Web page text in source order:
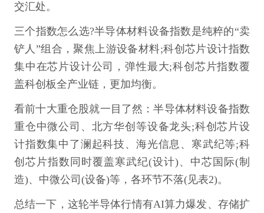
交汇处。
三个指数怎么选?半导体材料设备指数是纯粹的“卖
铲人”组合，聚焦上游设备材料;科创芯片设计指数
集中在芯片设计公司，弹性最大;科创芯片指数覆
盖科创板全产业链，更加均衡。
看前十大重仓股就一目了然：半导体材料设备指数
重仓中微公司、北方华创等设备龙头;科创芯片设
计指数集中了澜起科技、海光信息、寒武纪等;科
创芯片指数同时覆盖寒武纪(设计)、中芯国际(制
造)、中微公司(设备)等，各环节不落(见表2)。
总结一下，这轮半导体行情有AI算力爆发、存储扩